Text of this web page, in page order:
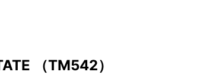
（TM542）